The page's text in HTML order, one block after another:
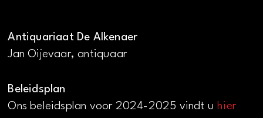
Antiquariaat De Alkenaer
Jan Oijevaar, antiquaar
Beleidsplan
Ons beleidsplan voor 2024-2025 vindt uhier